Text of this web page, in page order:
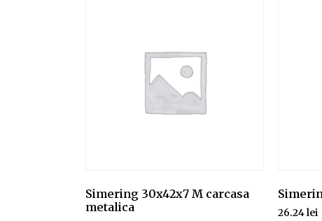
Simering 30x42x7 M carcasa
metalica
26.24lei